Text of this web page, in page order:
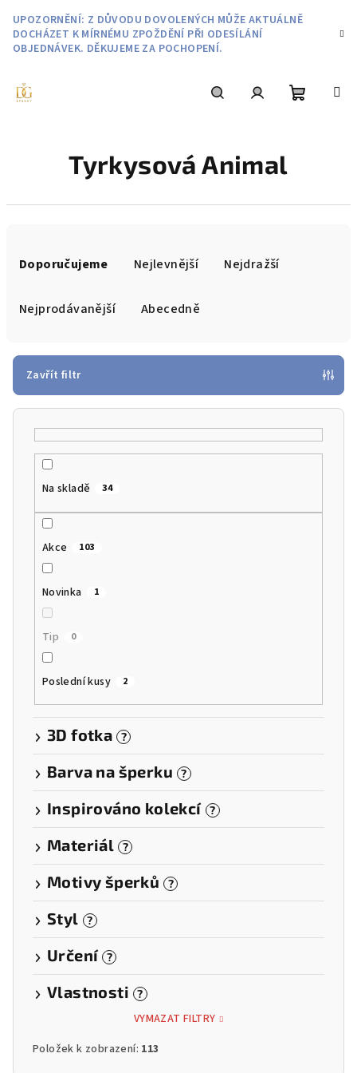
obsah
UPOZORNĚNÍ: Z DŮVODU DOVOLENÝCH MŮŽE AKTUÁLNĚ
DOCHÁZET K MÍRNÉMU ZPOŽDĚNÍ PŘI ODESÍLÁNÍ
OBJEDNÁVEK. DĚKUJEME ZA POCHOPENÍ.
Tyrkysová Animal
r
o
Doporučujeme Nejlevnější Nejdražší
Nejprodávanější Abecedně
Zavřít filtr
Na skladě 34
Akce 103
Novinka 1
Tip 0
Poslední kusy 2
3D fotka ?
Barva na šperku ?
Inspirováno kolekcí ?
Materiál ?
Motivy šperků ?
Styl ?
Určení ?
Vlastnosti ?
VYMAZAT FILTRY
Položek k zobrazení: 113